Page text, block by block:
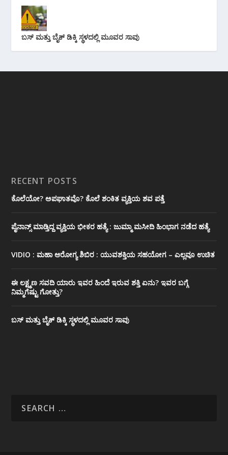
ಬಸ್ ಮತ್ತು ಬೈಕ್ ಡಿಕ್ಕಿ ಸ್ಥಳದಲ್ಲಿ ಮೂವರ ಸಾವು
RECENT POSTS
ಕೊಲೆಯೋ? ಅಪಘಾತವೊ? ಕೊಲೆ ಶಂಕಿತ ವ್ಯಕ್ತಿಯ ಶವ ಪತ್ತೆ
ಪೈನಾನ್ಸ್ ಮಾಡ್ತಿದ್ದ ವ್ಯಕ್ತಿಯ ಭೀಕರ‌ ಹತ್ಯೆ : ಜುಮ್ಮಾ ಮಸೀದಿ ಹಿಂಭಾಗ ನಡೆದ ಹತ್ಯೆ
VIDIO : ಮಹಾ ಆರೋಗ್ಯ ಶಿಬಿರ : ಯುವಶಕ್ತಿಯ ಸಹಯೋಗ – ಎಲ್ಲವೂ ಉಚಿತ
ಈ ಲಕ್ಷ್ಮಣ ಸವದಿ ಯಾರು ಇವರ ಹಿಂದೆ ಇರುವ ಶಕ್ತಿ ಏನು? ಇವರ ಬಗ್ಗೆ
ನಿಮ್ಮಗೆಷ್ಟು ಗೋತ್ತು?
ಬಸ್ ಮತ್ತು ಬೈಕ್ ಡಿಕ್ಕಿ ಸ್ಥಳದಲ್ಲಿ ಮೂವರ ಸಾವು